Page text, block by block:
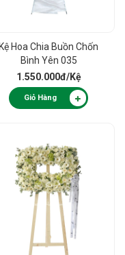
Kệ Hoa Chia Buồn Chốn
Bình Yên 035
1.550.000đ/Kệ
Giỏ Hàng